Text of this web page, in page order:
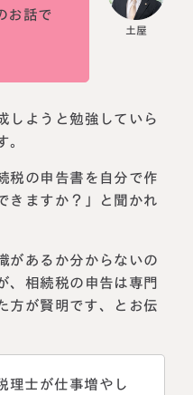
お話で
しようと勉強していら
。
税の申告書を自分で作
きますか？」と聞かれ
があるか分からないの
、相続税の申告は専門
方が賢明です、とお伝
理士が仕事増やし